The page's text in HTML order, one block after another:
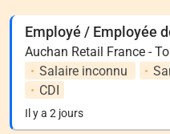
Employé / Employée
Auchan Retail France -
Salaire inconnu
CDI
Il y a 2 jours